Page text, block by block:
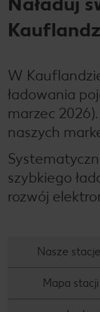
W
ładowania
marzec
naszych
szybkiego
rozwój
Nasze
Mapa